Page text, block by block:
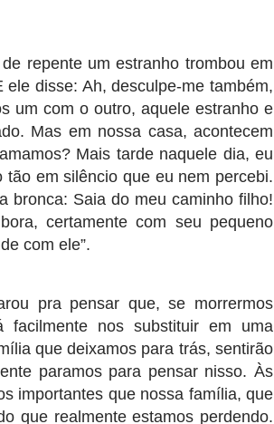
repente um estranho trombou em
disse: Ah, desculpe-me também,
um com o outro, aquele estranho e
Mas em nossa casa, acontecem
Mais tarde naquele dia, eu
em silêncio que eu nem percebi.
bronca: Saia do meu caminho filho!
certamente com seu pequeno
com ele”.
pra pensar que, se morrermos
facilmente nos substituir em uma
que deixamos para trás, sentirão
paramos para pensar nisso. Às
importantes que nossa família, que
que realmente estamos perdendo.